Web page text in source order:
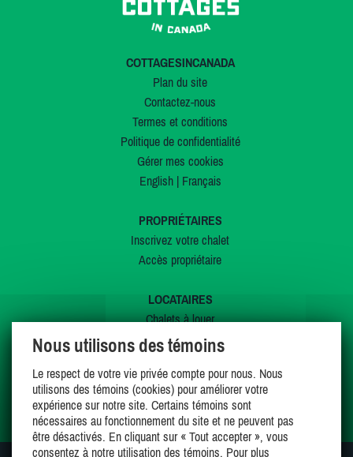
COTTAGESINCANADA
Plan du site
Contactez-nous
Termes et conditions
Politique de confidentialité
Gérer mes cookies
English| Français
PROPRIÉTAIRES
Inscrivez votre chalet
Accès propriétaire
LOCATAIRES
Chalets à louer
Chalets à vendre
Offres spéciales
Mes favoris
Nous utilisons des témoins
Le respect de votre vie privée compte pour nous. Nous
utilisons des témoins (cookies) pour améliorer votre
expérience sur notre site. Certains témoins sont
nécessaires au fonctionnement du site et ne peuvent pas
être désactivés. En cliquant sur « Tout accepter », vous
consentez à notre utilisation des témoins. Pour plus